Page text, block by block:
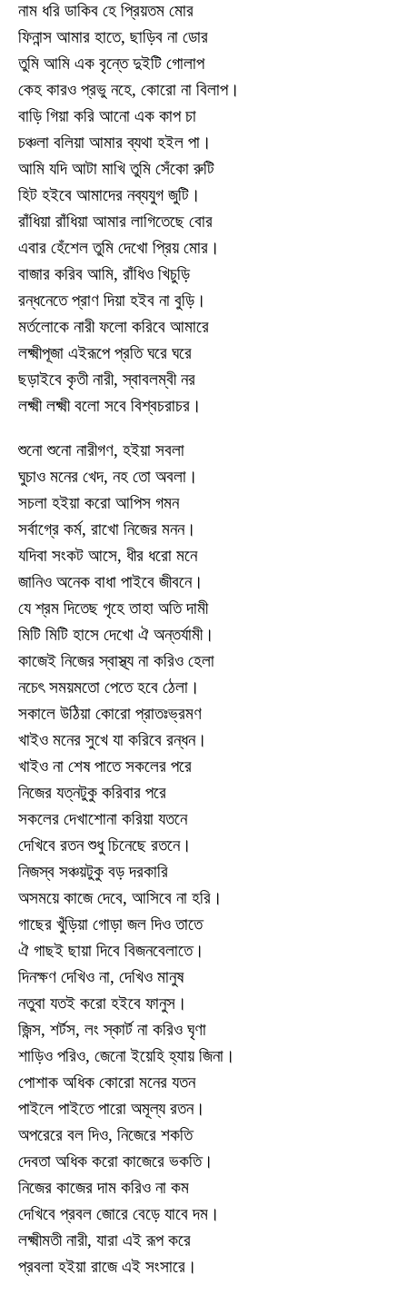
নাম ধরি ডাকিব হে প্রিয়তম মোর
ফিনান্স আমার হাতে, ছাড়িব না ডোর
তুমি আমি এক বৃন্তে দুইটি গোলাপ
কেহ কারও প্রভু নহে, কোরো না বিলাপ।
বাড়ি গিয়া করি আনো এক কাপ চা
চঞ্চলা বলিয়া আমার ব্যথা হইল পা।
আমি যদি আটা মাখি তুমি সেঁকো রুটি
হিট হইবে আমাদের নব্যযুগ জুটি।
রাঁধিয়া রাঁধিয়া আমার লাগিতেছে বোর
এবার হেঁশেল তুমি দেখো প্রিয় মোর।
বাজার করিব আমি, রাঁধিও খিচুড়ি
রন্ধনেতে প্রাণ দিয়া হইব না বুড়ি।
মর্তলোকে নারী ফলো করিবে আমারে
লক্ষ্মীপূজা এইরূপে প্রতি ঘরে ঘরে
ছড়াইবে কৃতী নারী, স্বাবলম্বী নর
লক্ষ্মী লক্ষ্মী বলো সবে বিশ্বচরাচর।
শুনো শুনো নারীগণ, হইয়া সবলা
ঘুচাও মনের খেদ, নহ তো অবলা।
সচলা হইয়া করো আপিস গমন
সর্বাগ্রে কর্ম, রাখো নিজের মনন।
যদিবা সংকট আসে, ধীর ধরো মনে
জানিও অনেক বাধা পাইবে জীবনে।
যে শ্রম দিতেছ গৃহে তাহা অতি দামী
মিটি মিটি হাসে দেখো ঐ অন্তর্যামী।
কাজেই নিজের স্বাস্থ্য না করিও হেলা
নচেৎ সময়মতো পেতে হবে ঠেলা।
সকালে উঠিয়া কোরো প্রাতঃভ্রমণ
খাইও মনের সুখে যা করিবে রন্ধন।
খাইও না শেষ পাতে সকলের পরে
নিজের যত্নটুকু করিবার পরে
সকলের দেখাশোনা করিয়া যতনে
দেখিবে রতন শুধু চিনেছে রতনে।
নিজস্ব সঞ্চয়টুকু বড় দরকারি
অসময়ে কাজে দেবে, আসিবে না হরি।
গাছের খুঁড়িয়া গোড়া জল দিও তাতে
ঐ গাছই ছায়া দিবে বিজনবেলাতে।
দিনক্ষণ দেখিও না, দেখিও মানুষ
নতুবা যতই করো হইবে ফানুস।
জিন্স, শর্টস, লং স্কার্ট না করিও ঘৃণা
শাড়িও পরিও, জেনো ইয়েহি হ্যায় জিনা।
পোশাক অধিক কোরো মনের যতন
পাইলে পাইতে পারো অমূল্য রতন।
অপরেরে বল দিও, নিজেরে শকতি
দেবতা অধিক করো কাজেরে ভকতি।
নিজের কাজের দাম করিও না কম
দেখিবে প্রবল জোরে বেড়ে যাবে দম।
লক্ষ্মীমতী নারী, যারা এই রূপ করে
প্রবলা হইয়া রাজে এই সংসারে।